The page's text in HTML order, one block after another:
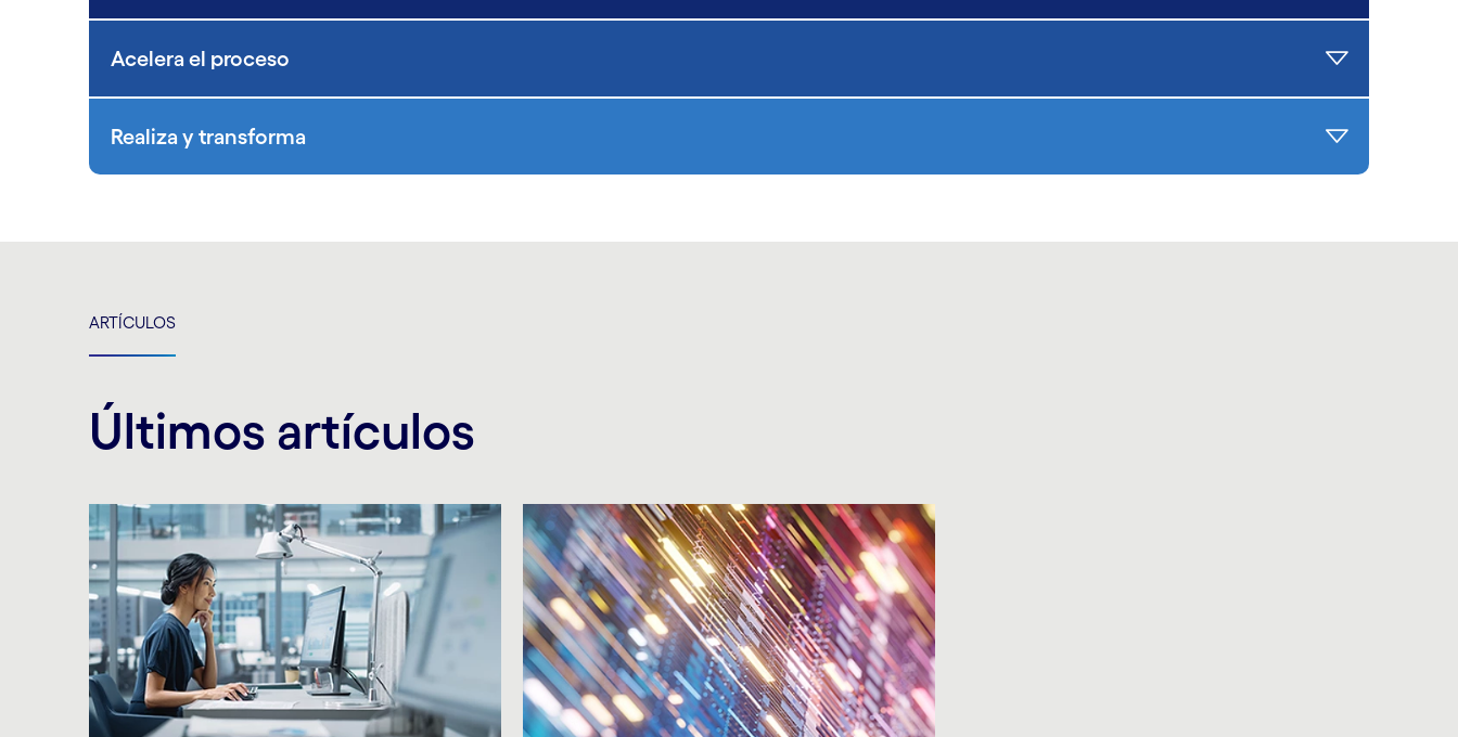
Acelera el proceso
Realiza y transforma
ARTÍCULOS
Últimos artículos